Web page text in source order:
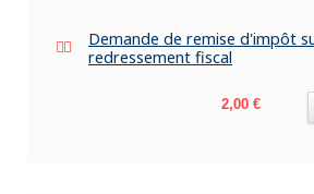
Demande de remise d'impôt
redressement fiscal
Prix
2,00 €